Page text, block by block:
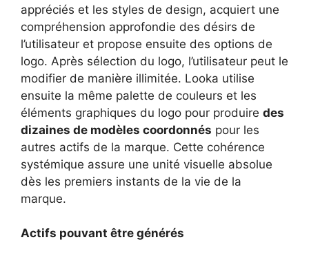
appréciés et les styles de design, acquiert une
compréhension approfondie des désirs de
l’utilisateur et propose ensuite des options de
logo. Après sélection du logo, l’utilisateur peut le
modifier de manière illimitée. Looka utilise
ensuite la même palette de couleurs et les
éléments graphiques du logo pour produire des
dizaines de modèles coordonnés pour les
autres actifs de la marque. Cette cohérence
systémique assure une unité visuelle absolue
dès les premiers instants de la vie de la
marque.
Actifs pouvant être générés